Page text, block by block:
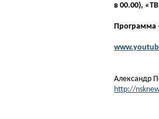
в 00.00),
Программа
Александр
http://